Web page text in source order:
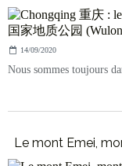
14/09/2020
Nous sommes toujours
Le mont Emei,